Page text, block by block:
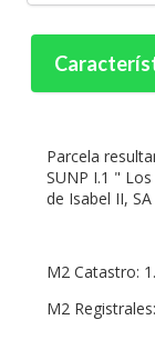
Parcela
SUNP I.1 "
de Isabel II,
M2 Catastro:
M2